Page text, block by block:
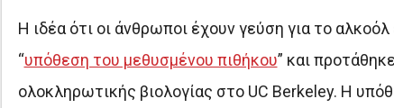
Η ιδέα ότι οι άνθρωποι έχουν γεύση για το
“υπόθεση του μεθυσμένου πιθήκου” και
ολοκληρωτικής βιολογίας στο UC Berkeley. Η